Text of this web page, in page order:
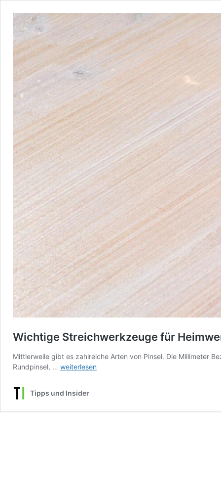
Wichtige Streichwerkzeuge für
Mittlerweile gibt es zahlreiche Arten von Pinsel. Die Millimeter
Rundpinsel, … Wichtige
Heimwerker
weiterlesen
Tipps und Insider